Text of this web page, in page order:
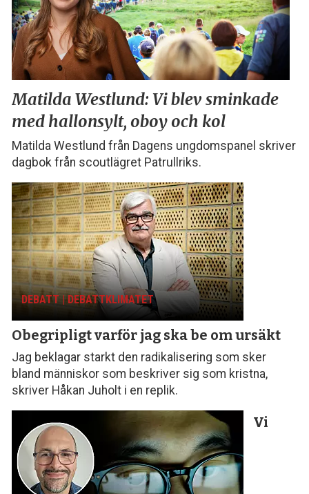
Matilda Westlund:Vi blev sminkade
med hallonsylt, oboy och kol
Matilda Westlund från Dagens ungdomspanel skriver
dagbok från scoutlägret Patrullriks.
DEBATT | DEBATTKLIMATET
Obegripligt varför jag ska be om ursäkt
Jag beklagar starkt den radikalisering som sker
bland människor som beskriver sig som kristna,
skriver Håkan Juholt i en replik.
Vi